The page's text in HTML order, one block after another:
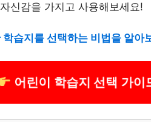
신감을 가지고 사용해보세요!
습지를 선택하는 비법을 알아
어린이 학습지 선택 가이